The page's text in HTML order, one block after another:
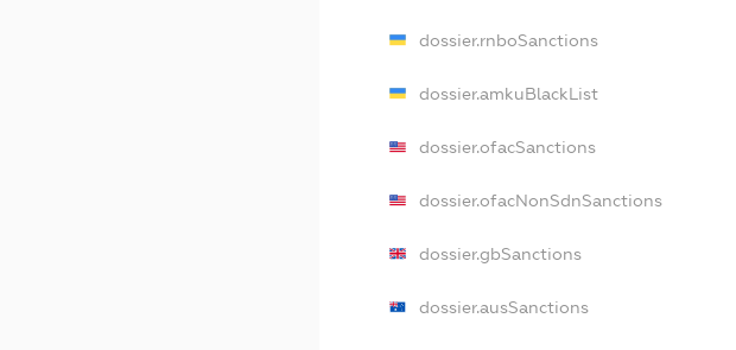
dossier.rnboSanctions
dossier.amkuBlackList
dossier.ofacSanctions
dossier.ofacNonSdnSanctions
dossier.gbSanctions
dossier.ausSanctions